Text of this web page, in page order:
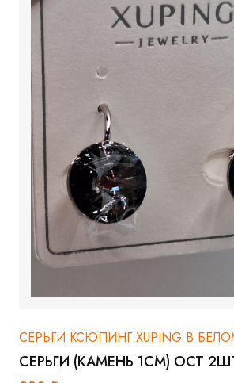
СЕРЬГИ КСЮПИНГ XUPING В
СЕРЬГИ (КАМЕНЬ 1СМ) ОСТ